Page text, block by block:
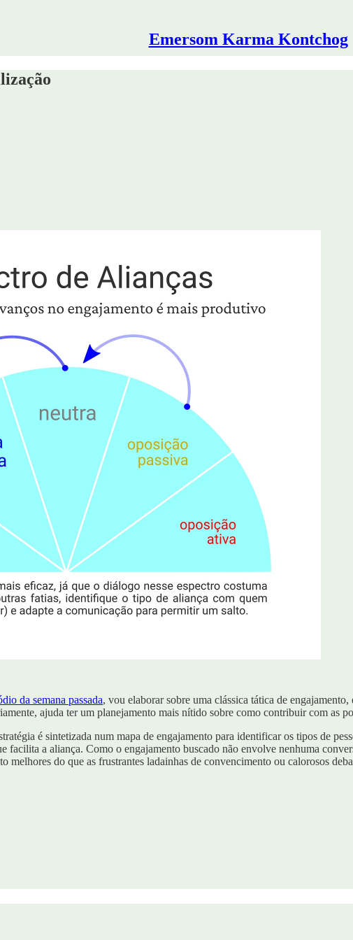
Emersom Karma Kontchog
da semana passada, vou elaborar sobre uma clássica tática de
ajuda ter um planejamento mais nítido sobre como contribuir com as
é sintetizada num mapa de engajamento para identificar os tipos de
facilita a aliança. Como o engajamento buscado não envolve nenhuma
melhores do que as frustrantes ladainhas de convencimento ou calorosos